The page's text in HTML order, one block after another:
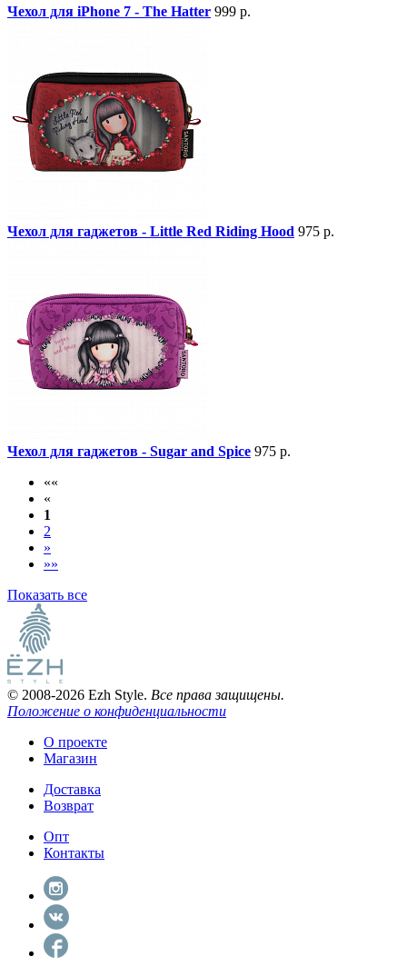
Чехол для iPhone 7 - The Hatter 999 р.
Чехол для гаджетов - Little Red Riding Hood 975 р.
Чехол для гаджетов - Sugar and Spice 975 р.
««
«
1
2
»
»»
Показать все
© 2008-2026 Ezh Style. Все права защищены.
Положение о конфиденциальности
О проекте
Магазин
Доставка
Возврат
Опт
Контакты